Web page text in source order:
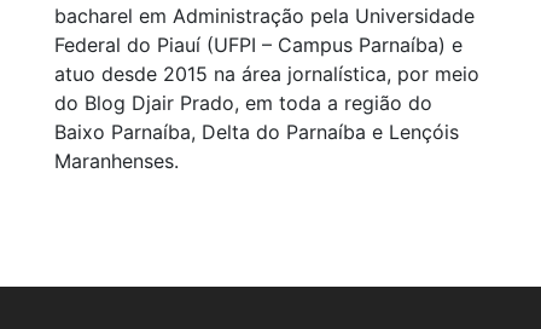
bacharel em Administração pela Universidade
Federal do Piauí (UFPI – Campus Parnaíba) e
atuo desde 2015 na área jornalística, por meio
do Blog Djair Prado, em toda a região do
Baixo Parnaíba, Delta do Parnaíba e Lençóis
Maranhenses.